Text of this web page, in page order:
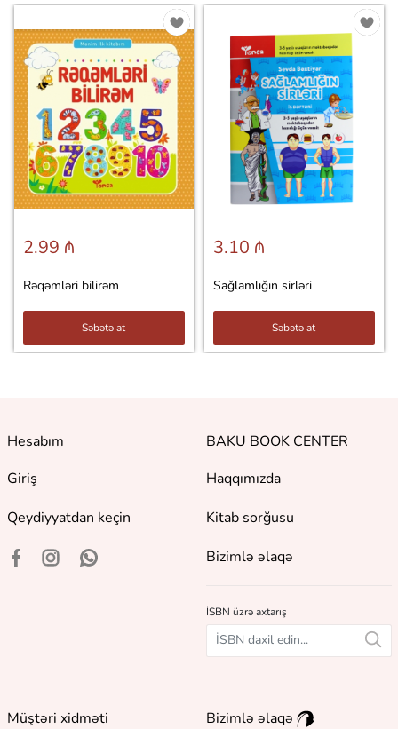
2.99 ₼
Rəqəmləri bilirəm
Səbətə at
3.10 ₼
Sağlamlığın sirləri
Səbətə at
Hesabım
Giriş
Qeydiyyatdan keçin
BAKU BOOK CENTER
Haqqımızda
Kitab sorğusu
Bizimlə əlaqə
İSBN üzrə axtarış
Müştəri xidməti
Bizimlə əlaqə